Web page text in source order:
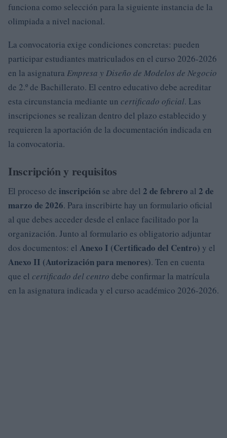
funciona como selección para la siguiente instancia de la
olimpiada a nivel nacional.
La convocatoria exige condiciones concretas: pueden
participar estudiantes matriculados en el curso 2026-2026
en la asignatura Empresa y Diseño de Modelos de Negocio
de 2.º de Bachillerato. El centro educativo debe acreditar
esta circunstancia mediante un certificado oficial. Las
inscripciones se realizan dentro del plazo establecido y
requieren la aportación de la documentación indicada en
la convocatoria.
Inscripción y requisitos
El proceso de inscripción se abre del 2 de febrero al 2 de
marzo de 2026. Para inscribirte hay un formulario oficial
al que debes acceder desde el enlace facilitado por la
organización. Junto al formulario es obligatorio adjuntar
dos documentos: el Anexo I (Certificado del Centro) y el
Anexo II (Autorización para menores). Ten en cuenta
que el certificado del centro debe confirmar la matrícula
en la asignatura indicada y el curso académico 2026-2026.